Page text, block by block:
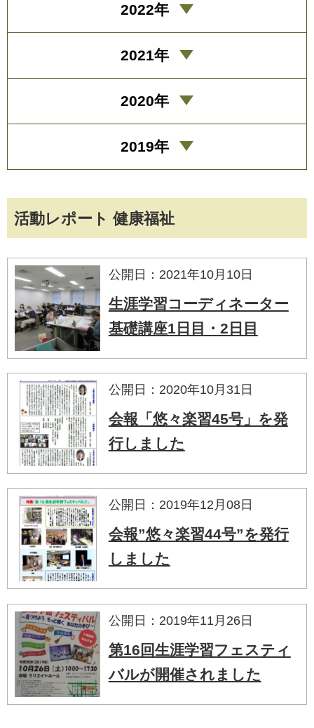
活動レポート 健康福祉
公開日：2021年10月10日
生涯学習コーディネーター
基礎講座1日目・2日目
公開日：2020年10月31日
会報「悠々楽習45号」を発
行しました
公開日：2019年12月08日
会報”悠々楽習44号”を発行
しました
公開日：2019年11月26日
第16回生涯学習フェスティ
バルが開催されました
2022年
2021年
2020年
2019年